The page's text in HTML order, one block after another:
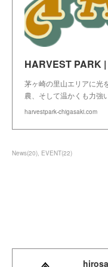
HARVEST PARK
茅ヶ崎の里山エリアに光
農、そして温かくも力強
harvestpark-chigasaki.com
News(20) EVENT(22)